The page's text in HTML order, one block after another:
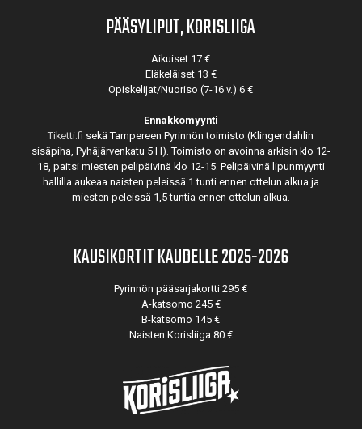
PÄÄSYLIPUT, KORISLIIGA
Aikuiset 17 €
Eläkeläiset 13 €
Opiskelijat/Nuoriso (7-16 v.) 6 €
Ennakkomyynti
Tiketti.fi sekä Tampereen Pyrinnön toimisto (Klingendahlin
sisäpiha, Pyhäjärvenkatu 5 H). Toimisto on avoinna arkisin klo 12-
18, paitsi miesten pelipäivinä klo 12-15. Pelipäivinä lipunmyynti
hallilla aukeaa naisten peleissä 1 tunti ennen ottelun alkua ja
miesten peleissä 1,5 tuntia ennen ottelun alkua.
KAUSIKORTIT KAUDELLE 2025-2026
Pyrinnön pääsarjakortti 295 €
A-katsomo 245 €
B-katsomo 145 €
Naisten Korisliiga 80 €